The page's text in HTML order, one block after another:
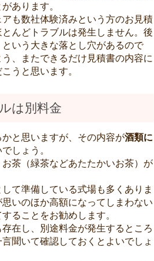
あります。
も数社体験済みという方のお見積
んどトラブルは発生しません。後
いう大きな落とし穴があるので
、またできるだけ見積書の内容に
うと思います。
は別料金
と思いますが、その内容が酒類に
しょう。
茶（緑茶などあたたかいお茶）が
て準備している式場も多くありま
いのほか高額になってしまわない
ることをお勧めします。
在し、別途料金が発生するところ
聞いて確認しておくとよいでしょ